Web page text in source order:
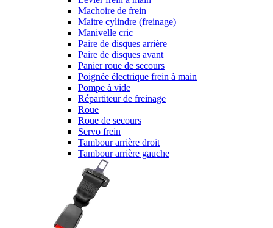
Machoire de frein
Maitre cylindre (freinage)
Manivelle cric
Paire de disques arrière
Paire de disques avant
Panier roue de secours
Poignée électrique frein à main
Pompe à vide
Répartiteur de freinage
Roue
Roue de secours
Servo frein
Tambour arrière droit
Tambour arrière gauche